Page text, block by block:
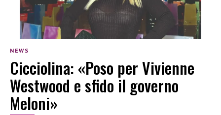
NEWS
Cicciolina: «Poso per Vivienne
Westwood e sfido il governo
Meloni»